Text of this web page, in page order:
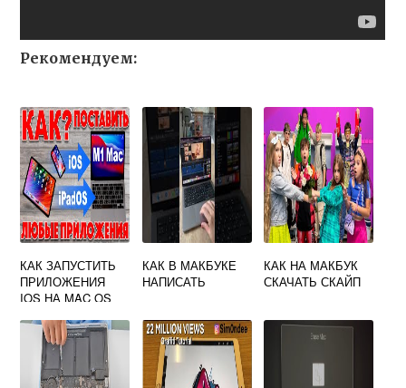
Рекомендуем:
КАК ЗАПУСТИТЬ
ПРИЛОЖЕНИЯ
IOS НА MAC OS
КАК В МАКБУКЕ
НАПИСАТЬ
КАК НА МАКБУК
СКАЧАТЬ СКАЙП